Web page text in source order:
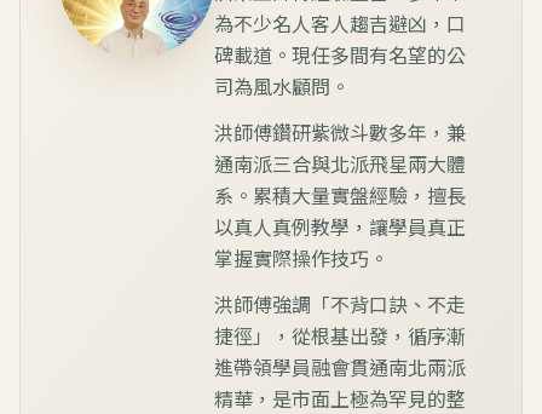
為不少名人客人趨吉避凶，口
碑載道。現任多間有名望的公
司為風水顧問。
洪師傅鑽研紫微斗數多年，兼
通南派三合與北派飛星兩大體
系。累積大量實盤經驗，擅長
以真人真例教學，讓學員真正
掌握實際操作技巧。
洪師傅強調「不背口訣、不走
捷徑」，從根基出發，循序漸
進帶領學員融會貫通南北兩派
精華，是市面上極為罕見的整